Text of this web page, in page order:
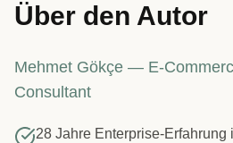
Über den Autor
Mehmet Gökçe — E-
Consultant
28 Jahre Enterprise-Erfahrung